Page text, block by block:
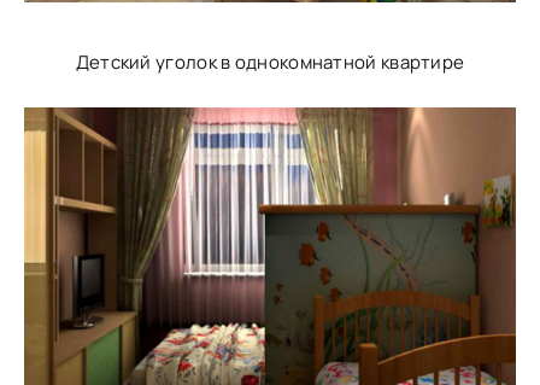
Детский уголок в однокомнатной квартире